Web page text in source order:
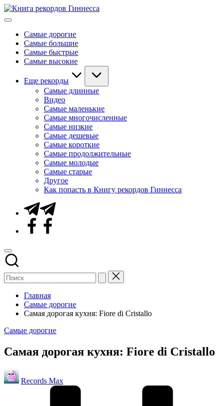
Перейти
к
Мировые
ГиннессаСамые дорогие
Самые большие
Самые быстрые
Самые высокие
Еще рекорды
Самые длинные
Видео
Самые маленькие
Самые многочисленные
Самые низкие
Самые дешевые
Самые короткие
Самые продолжительные
Самые молодые
Самые старые
Другое
Как попасть в Книгу рекордов Гиннесса
Telegram
Facebook
Главная
Самые дорогие
Самая дорогая кухня: Fiore di Cristallo
Опубликовано
Самые дорогие
Самая дорогая кухня: Fiore di Cristallo
Запись
от
Records Max